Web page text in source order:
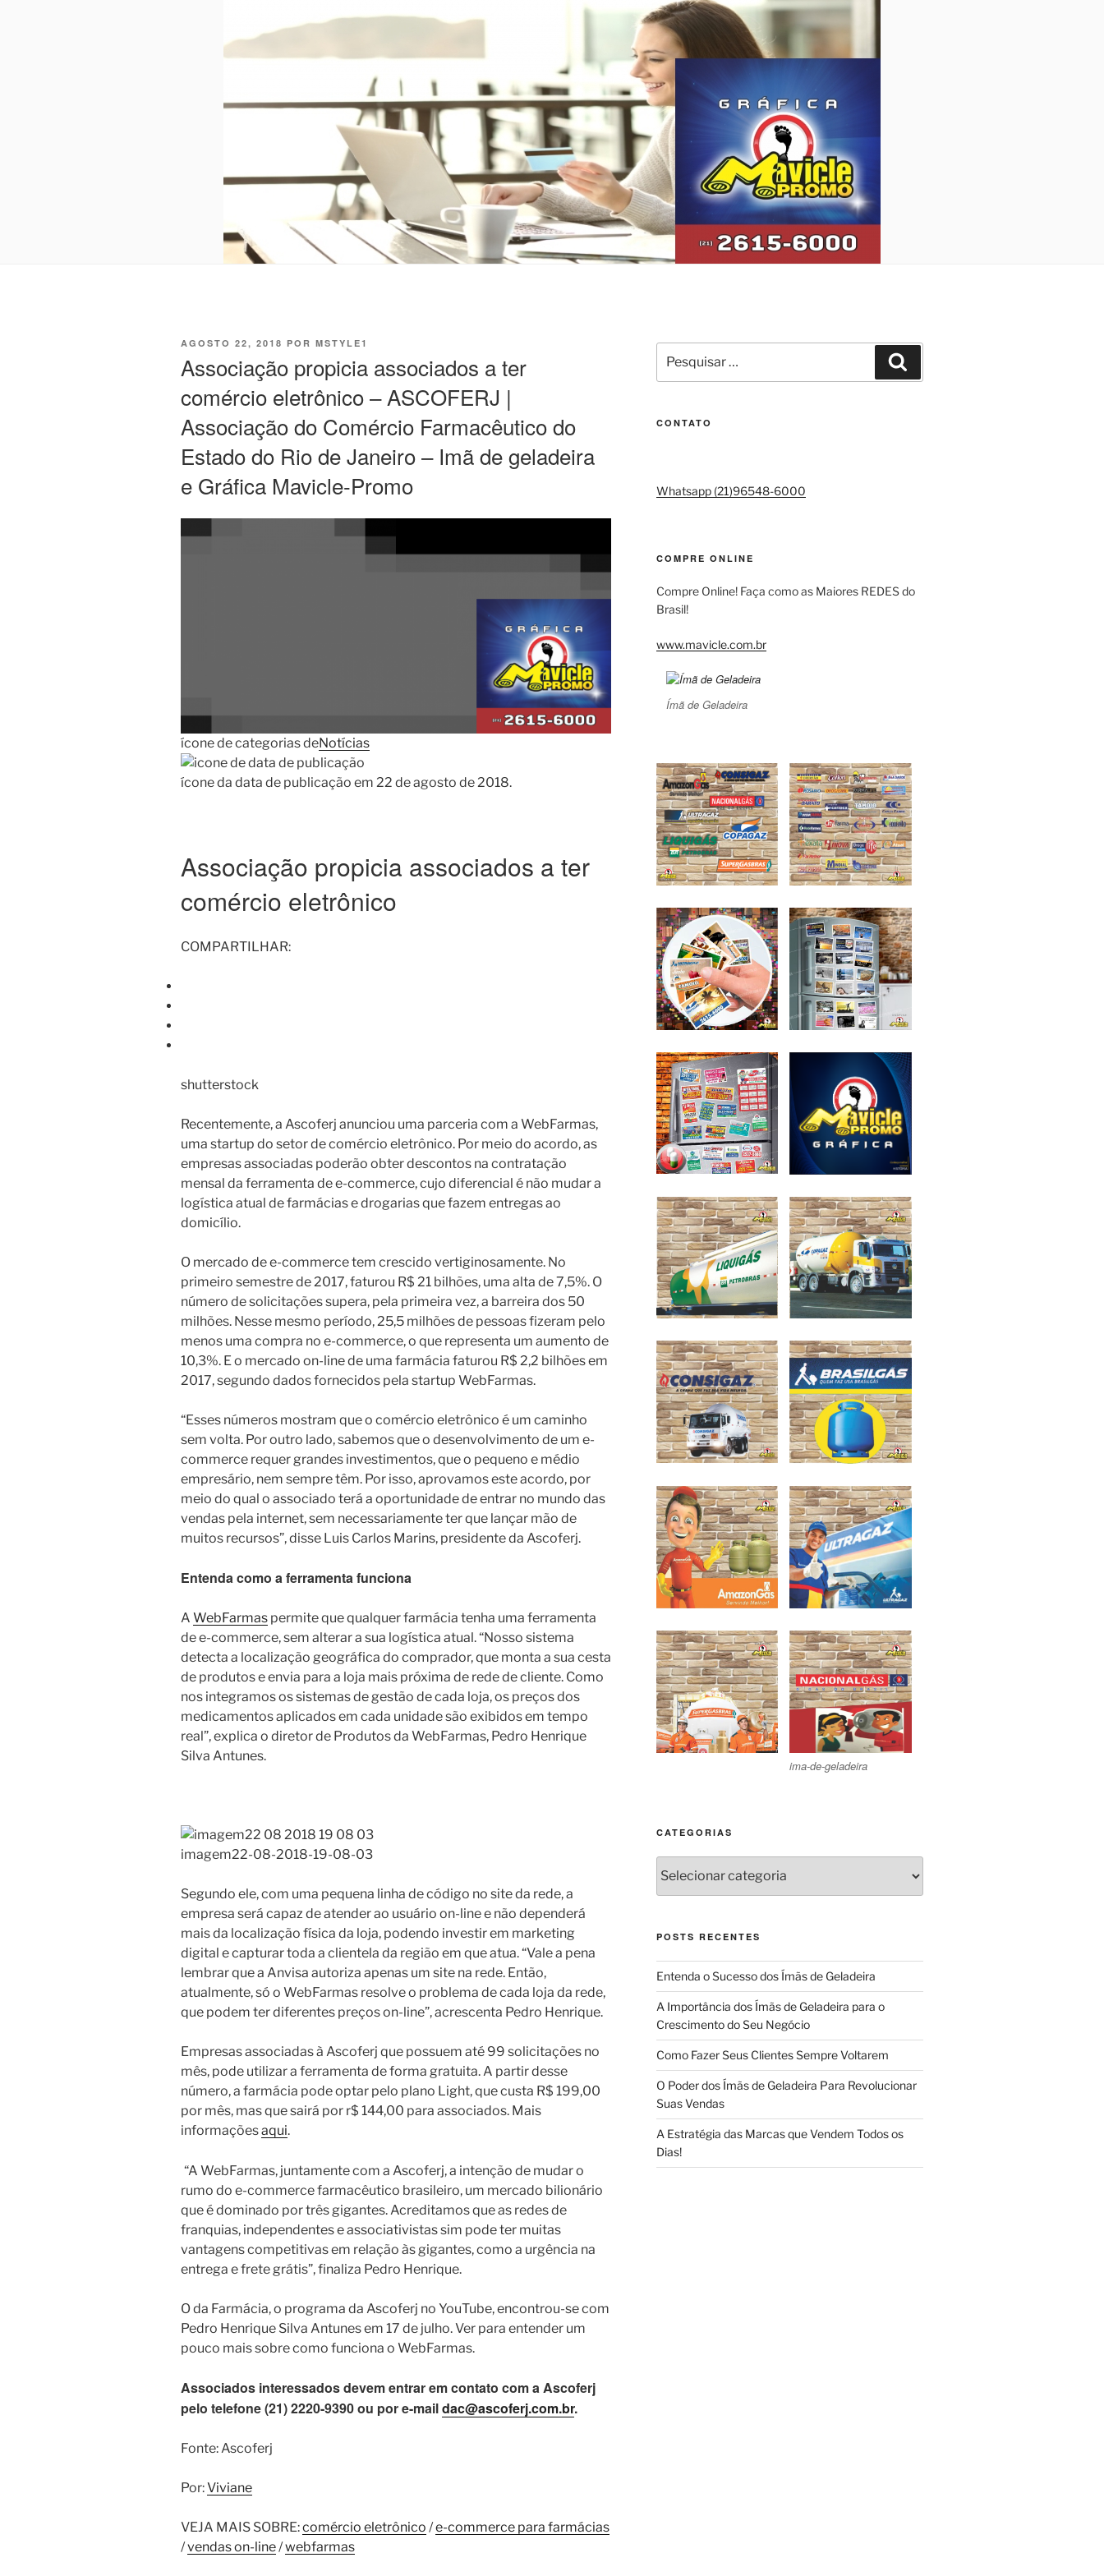
PUBLICADO
AGOSTO 22, 2018 POR MSTYLE1
Associação propicia associados a ter
comércio eletrônico – ASCOFERJ |
Associação do Comércio Farmacêutico do
Estado do Rio de Janeiro – Imã de geladeira
e Gráfica Mavicle-Promo
ícone de categorias deNotícias
ícone da data de publicação em 22 de agosto de 2018.
Associação propicia associados a ter
comércio eletrônico
COMPARTILHAR:
shutterstock
Recentemente, a Ascoferj anunciou uma parceria com a WebFarmas,
uma startup do setor de comércio eletrônico. Por meio do acordo, as
empresas associadas poderão obter descontos na contratação
mensal da ferramenta de e-commerce, cujo diferencial é não mudar a
logística atual de farmácias e drogarias que fazem entregas ao
domicílio.
O mercado de e-commerce tem crescido vertiginosamente. No
primeiro semestre de 2017, faturou R$ 21 bilhões, uma alta de 7,5%. O
número de solicitações supera, pela primeira vez, a barreira dos 50
milhões. Nesse mesmo período, 25,5 milhões de pessoas fizeram pelo
menos uma compra no e-commerce, o que representa um aumento de
10,3%. E o mercado on-line de uma farmácia faturou R$ 2,2 bilhões em
2017, segundo dados fornecidos pela startup WebFarmas.
“Esses números mostram que o comércio eletrônico é um caminho
sem volta. Por outro lado, sabemos que o desenvolvimento de um e-
commerce requer grandes investimentos, que o pequeno e médio
empresário, nem sempre têm. Por isso, aprovamos este acordo, por
meio do qual o associado terá a oportunidade de entrar no mundo das
vendas pela internet, sem necessariamente ter que lançar mão de
muitos recursos”, disse Luis Carlos Marins, presidente da Ascoferj.
Entenda como a ferramenta funciona
A WebFarmas permite que qualquer farmácia tenha uma ferramenta
de e-commerce, sem alterar a sua logística atual. “Nosso sistema
detecta a localização geográfica do comprador, que monta a sua cesta
de produtos e envia para a loja mais próxima de rede de cliente. Como
nos integramos os sistemas de gestão de cada loja, os preços dos
medicamentos aplicados em cada unidade são exibidos em tempo
real”, explica o diretor de Produtos da WebFarmas, Pedro Henrique
Silva Antunes.
imagem22-08-2018-19-08-03
Segundo ele, com uma pequena linha de código no site da rede, a
empresa será capaz de atender ao usuário on-line e não dependerá
mais da localização física da loja, podendo investir em marketing
digital e capturar toda a clientela da região em que atua. “Vale a pena
lembrar que a Anvisa autoriza apenas um site na rede. Então,
atualmente, só o WebFarmas resolve o problema de cada loja da rede,
que podem ter diferentes preços on-line”, acrescenta Pedro Henrique.
Empresas associadas à Ascoferj que possuem até 99 solicitações no
mês, pode utilizar a ferramenta de forma gratuita. A partir desse
número, a farmácia pode optar pelo plano Light, que custa R$ 199,00
por mês, mas que sairá por r$ 144,00 para associados. Mais
informaçõesaqui.
“A WebFarmas, juntamente com a Ascoferj, a intenção de mudar o
rumo do e-commerce farmacêutico brasileiro, um mercado bilionário
que é dominado por três gigantes. Acreditamos que as redes de
franquias, independentes e associativistas sim pode ter muitas
vantagens competitivas em relação às gigantes, como a urgência na
entrega e frete grátis”, finaliza Pedro Henrique.
O da Farmácia, o programa da Ascoferj no YouTube, encontrou-se com
Pedro Henrique Silva Antunes em 17 de julho. Ver para entender um
pouco mais sobre como funciona o WebFarmas.
Associados interessados devem entrar em contato com a Ascoferj
pelo telefone (21) 2220-9390 ou por e-maildac@ascoferj.com.br.
Fonte: Ascoferj
Por:Viviane
VEJA MAIS SOBRE:comércio eletrônico /e-commerce para farmácias
/vendas on-line/webfarmas
por:
CONTATO
Whatsapp (21)96548-6000
COMPRE ONLINE
Compre Online! Faça como as Maiores REDES do
Brasil!
www.mavicle.com.br
Ímã de Geladeira
ima-de-geladeira
CATEGORIAS
POSTS RECENTES
Entenda o Sucesso dos Ímãs de Geladeira
A Importância dos Ímãs de Geladeira para o
Crescimento do Seu Negócio
Como Fazer Seus Clientes Sempre Voltarem
O Poder dos Ímãs de Geladeira Para Revolucionar
Suas Vendas
A Estratégia das Marcas que Vendem Todos os
Dias!